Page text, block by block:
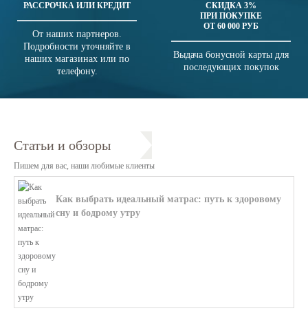
РАССРОЧКА ИЛИ КРЕДИТ
От наших партнеров.
Подробности уточняйте в
наших магазинах или по
телефону.
СКИДКА 3%
ПРИ ПОКУПКЕ
ОТ 60 000 РУБ
Выдача бонусной карты для
последующих покупок
Статьи и обзоры
Пишем для вас, наши любимые клиенты
Как выбрать идеальный матрас: путь к здоровому
сну и бодрому утру